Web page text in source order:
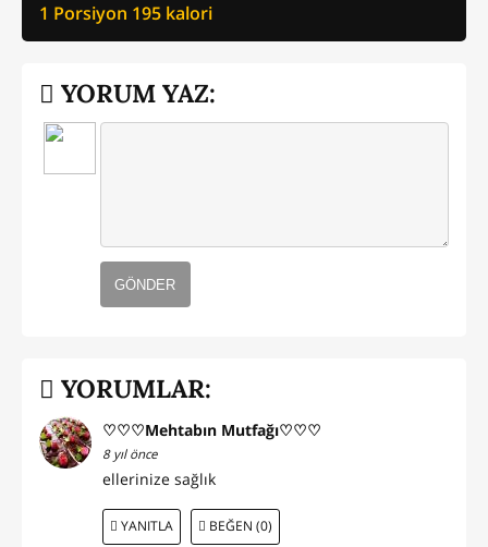
1 Porsiyon 195 kalori
YORUM YAZ:
GÖNDER
YORUMLAR:
♡♡♡Mehtabın Mutfağı♡♡♡
8 yıl önce
ellerinize sağlık
YANITLA BEĞEN (0)